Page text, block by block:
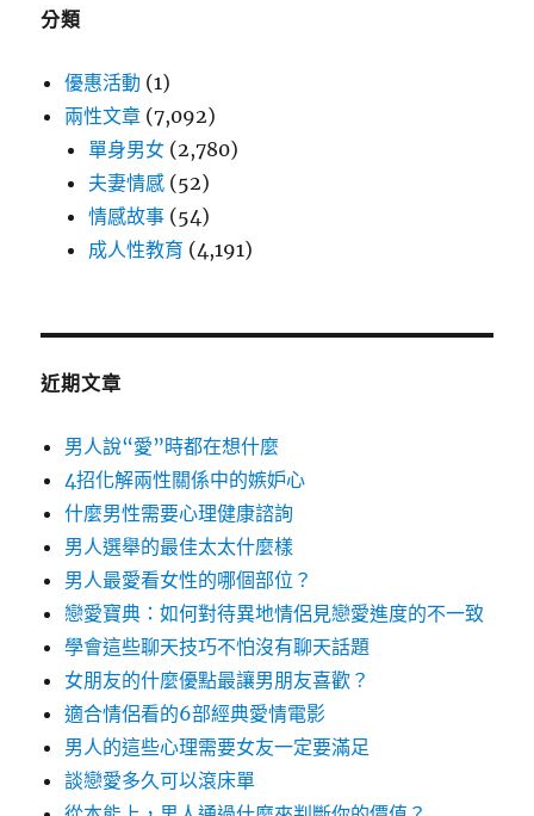
分類
優惠活動 (1)
兩性文章 (7,092)
單身男女 (2,780)
夫妻情感 (52)
情感故事 (54)
成人性教育 (4,191)
近期文章
男人說“愛”時都在想什麼
4招化解兩性關係中的嫉妒心
什麼男性需要心理健康諮詢
男人選舉的最佳太太什麼樣
男人最愛看女性的哪個部位？
戀愛寶典：如何對待異地情侶見戀愛進度的不一致
學會這些聊天技巧不怕沒有聊天話題
女朋友的什麼優點最讓男朋友喜歡？
適合情侶看的6部經典愛情電影
男人的這些心理需要女友一定要滿足
談戀愛多久可以滾床單